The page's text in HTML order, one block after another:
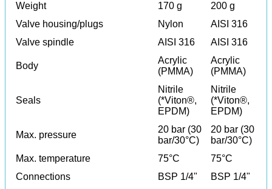
Weight
170 g
200 g
Valve housing/plugs
Nylon
AISI 316
Valve spindle
AISI 316 AISI 316
Body
Acrylic
(PMMA)
Acrylic
(PMMA)
Seals
Nitrile
(*Viton®,
EPDM)
Nitrile
(*Viton®,
EPDM)
Max. pressure
20 bar (30
bar/30°C)
20 bar (30
bar/30°C)
Max. temperature
75°C
75°C
Connections
BSP 1/4" BSP 1/4"